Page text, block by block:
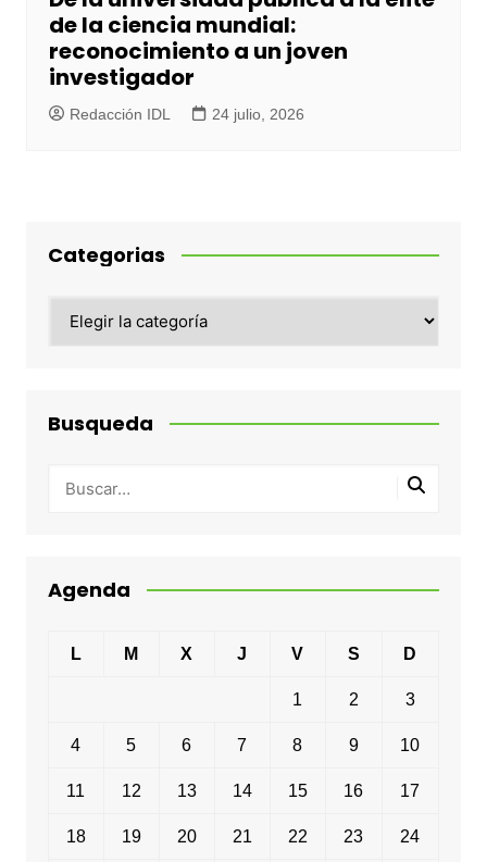
de la ciencia mundial:
reconocimiento a un joven
investigador
Redacción IDL 24 julio, 2026
Categorias
Busqueda
Agenda
L M X J V S D
1 2 3
4 5 6 7 8 9 10
11 12 13 14 15 16 17
18 19 20 21 22 23 24